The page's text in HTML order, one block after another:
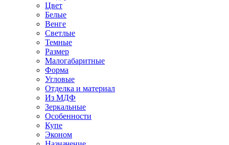
Цвет
Белые
Венге
Светлые
Темные
Размер
Малогабаритные
Форма
Угловые
Отделка и материал
Из МДФ
Зеркальные
Особенности
Купе
Эконом